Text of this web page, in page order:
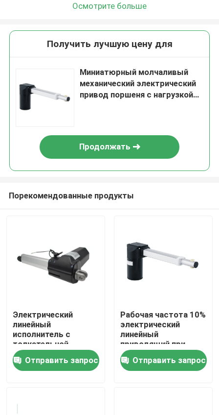
Дом
Видео
Осмотрите больше
Получить лучшую цену для
Миниатюрный молчаливый
механический электрический
привод поршеня с нагрузкой
Продолжать
Порекомендованные продукты
Электрический
линейный
исполнитель с
толкательной
палочкой Время
поставки 7-15 дней
Быстрая доставка
Отправить запрос
Рабочая частота 10%
электрический
линейный
приводящий при
максимальной силе
толчка / тяги 1000N-
3000N
Отправить запрос